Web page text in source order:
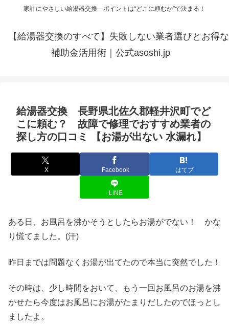
家計にやさしい給湯器交換—ポイントは“どこに頼むか”で決まる！
【給湯器交換のすべて】失敗しない業者選びとお得な
補助金活用術｜公式asoshi.jp
給湯器交換 長野県北佐久郡軽井沢町でど
こに頼む？ 故障で修理でおすすめ業者の
探し方の口コミ 【お湯が出ない 水漏れ】
X Facebook はてブ
LINE
ある日、お風呂を沸かそうとしたらお湯がでない！ かな
り慌てました。(汗)
昨日までは問題なくお湯が出てたので本当に突然でした！
その時は、少し時間をおいて、もう一回お風呂のお湯を沸
かせたら今度はお風呂にお湯がたまりだしたのでほっとし
ましたよ。